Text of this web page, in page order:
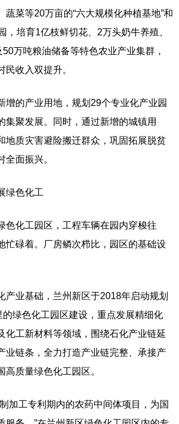
蔬菜等20万亩的“六大规模化种植基地”和
，培育1亿枝鲜切花、2万头奶牛养殖、
万吨粮油储备等特色农业产业集群，
民收入双提升。
的产业用地，规划29个专业化产业园
集聚发展。同时，通过新增的城镇用
地质灾害避险搬迁群众，巩固拓展脱贫
全面振兴。
色化工
化工园区，工程车辆在园内穿梭往
忙碌着。厂房鳞次栉比，园区的基础设
业基础，兰州新区于2018年启动规划
绿色化工园区建设，重点发展精细化
化工新材料等领域，围绕石化产业链延
业链条，全力打造产业链完整、承接产
高质量绿色化工园区。
工专利期内的农药中间体项目，为国